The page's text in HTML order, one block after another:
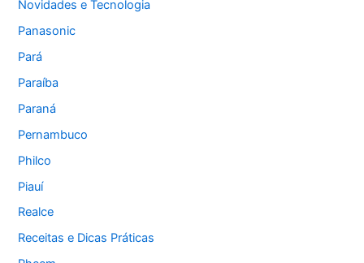
Novidades e Tecnologia
Panasonic
Pará
Paraíba
Paraná
Pernambuco
Philco
Piauí
Realce
Receitas e Dicas Práticas